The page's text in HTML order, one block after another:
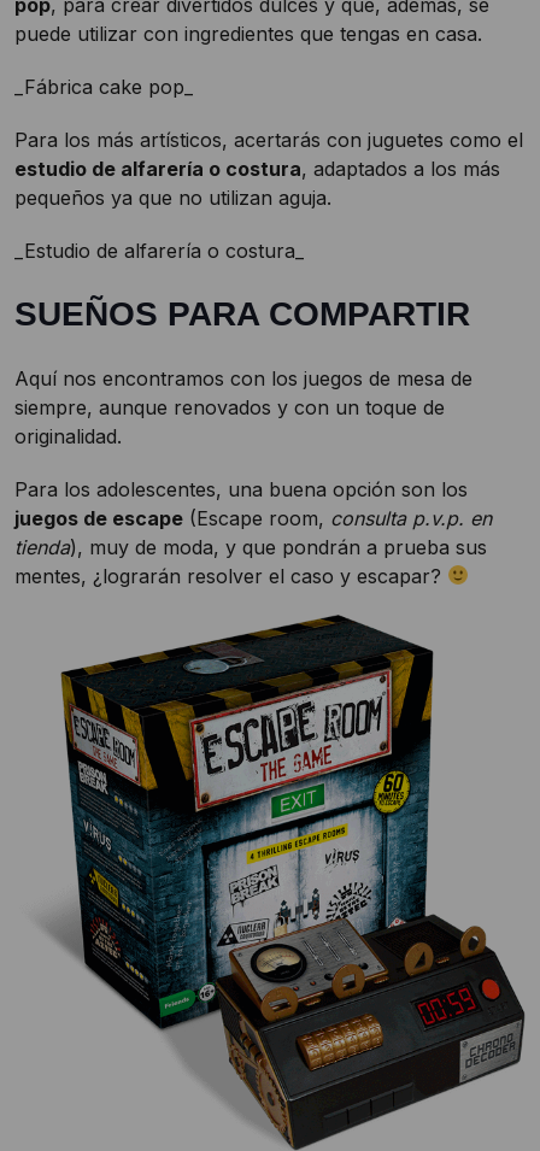
puede utilizar con ingredientes que tengas en casa.
_Fábrica cake pop_
Para los más artísticos, acertarás con juguetes como el
estudio de alfarería o costura, adaptados a los más
pequeños ya que no utilizan aguja.
_Estudio de alfarería o costura_
SUEÑOS PARA COMPARTIR
Aquí nos encontramos con los juegos de mesa de
siempre, aunque renovados y con un toque de
originalidad.
Para los adolescentes, una buena opción son los
juegos de escape (Escape room, consulta p.v.p. en
tienda), muy de moda, y que pondrán a prueba sus
mentes, ¿lograrán resolver el caso y escapar?